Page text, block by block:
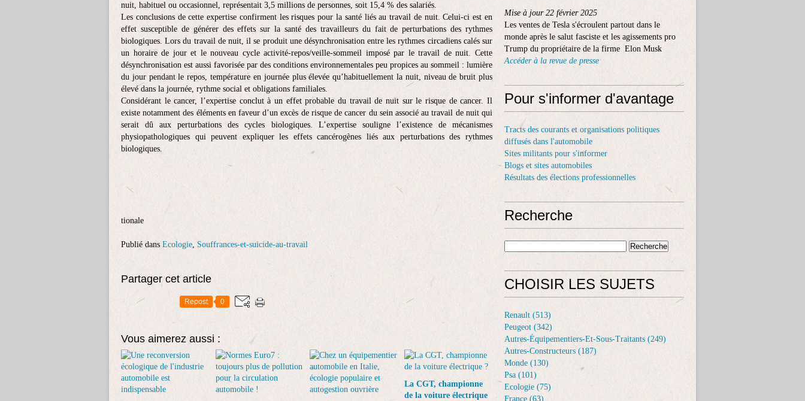
nuit, habituel ou occasionnel, représentait 3,5 millions de personnes, soit 15,4 % des salariés.
Les conclusions de cette expertise confirment les risques pour la santé liés au travail de nuit. Celui-ci est en
effet susceptible de générer des effets sur la santé des travailleurs du fait de perturbations des rythmes
biologiques. Lors du travail de nuit, il se produit une désynchronisation entre les rythmes circadiens calés sur
un horaire de jour et le nouveau cycle activité-repos/veille-sommeil imposé par le travail de nuit. Cette
désynchronisation est aussi favorisée par des conditions environnementales peu propices au sommeil : lumière
du jour pendant le repos, température en journée plus élevée qu’habituellement la nuit, niveau de bruit plus
élevé dans la journée, rythme social et obligations familiales.
Considérant le cancer, l’expertise conclut à un effet probable du travail de nuit sur le risque de cancer. Il
existe notamment des éléments en faveur d’un excès de risque de cancer du sein associé au travail de nuit qui
serait dû aux perturbations des cycles biologiques. L’expertise souligne l’existence de mécanismes
physiopathologiques qui peuvent expliquer les effets cancérogènes liés aux perturbations des rythmes
biologiques.
tionale
Publié dans Ecologie, Souffrances-et-suicide-au-travail
Partager cet article
Repost 0
Vous aimerez aussi :
La CGT, championne
de la voiture électrique
Mise à jour 22 février 2025
Les ventes de Tesla s'écroulent partout dans le
monde après le salut fasciste et les agissements pro
Trump du propriétaire de la firme Elon Musk
Accéder à la revue de presse
Pour s'informer d'avantage
Tracts des courants et organisations politiques
diffusés dans l'automobile
Sites militants pour s'informer
Blogs et sites automobiles
Résultats des élections professionnelles
Recherche
CHOISIR LES SUJETS
Renault (513)
Peugeot (342)
Autres-Équipementiers-Et-Sous-Traitants (249)
Autres-Constructeurs (187)
Monde (130)
Psa (101)
Ecologie (75)
France (63)